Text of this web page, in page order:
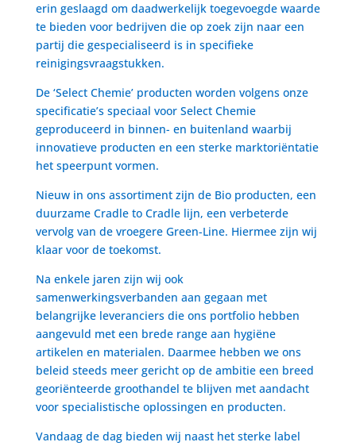
erin geslaagd om daadwerkelijk toegevoegde waarde
te bieden voor bedrijven die op zoek zijn naar een
partij die gespecialiseerd is in specifieke
reinigingsvraagstukken.
De ‘Select Chemie’ producten worden volgens onze
specificatie’s speciaal voor Select Chemie
geproduceerd in binnen- en buitenland waarbij
innovatieve producten en een sterke marktoriëntatie
het speerpunt vormen.
Nieuw in ons assortiment zijn de Bio producten, een
duurzame Cradle to Cradle lijn, een verbeterde
vervolg van de vroegere Green-Line. Hiermee zijn wij
klaar voor de toekomst.
Na enkele jaren zijn wij ook
samenwerkingsverbanden aan gegaan met
belangrijke leveranciers die ons portfolio hebben
aangevuld met een brede range aan hygiëne
artikelen en materialen. Daarmee hebben we ons
beleid steeds meer gericht op de ambitie een breed
georiënteerde groothandel te blijven met aandacht
voor specialistische oplossingen en producten.
Vandaag de dag bieden wij naast het sterke label